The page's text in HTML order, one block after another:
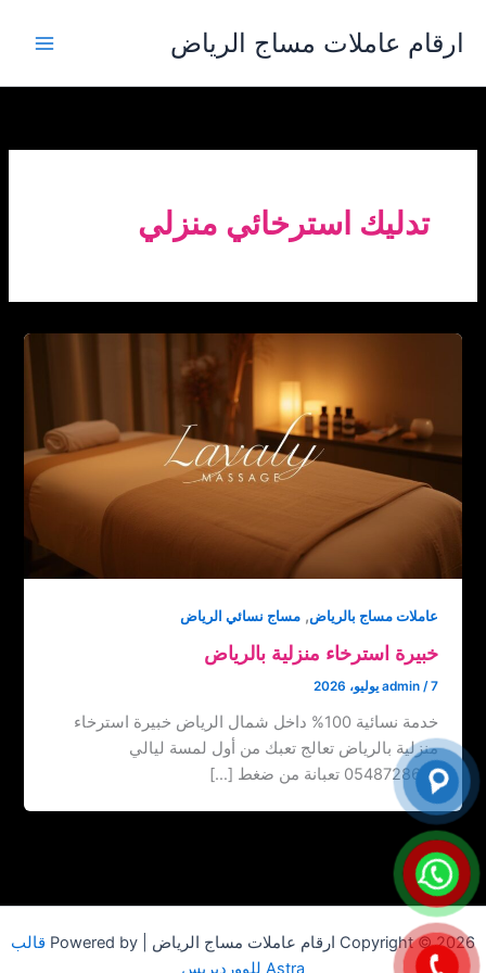
المحتوى
ارقام عاملات مساج الرياض
تدليك استرخائي منزلي
عاملات مساج بالرياض,مساج نسائي الرياض
خبيرة استرخاء منزلية بالرياض
admin /7 يوليو، 2026
خدمة نسائية 100% داخل شمال الرياض خبيرة استرخاء
منزلية بالرياض تعالج تعبك من أول لمسة ليالي
0548728631 تعبانة من ضغط […]
Copyright © 2026 ارقام عاملات مساج الرياض | Powered by
قالب